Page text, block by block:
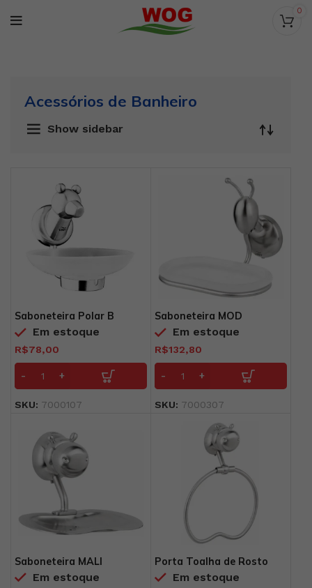
0
Acessórios de Banheiro
Show sidebar
Saboneteira Polar B
Em estoque
R$78,00
SKU: 7000107
Saboneteira MOD
Em estoque
R$132,80
SKU: 7000307
Saboneteira MALI
Em estoque
Porta Toalha de Rosto
Em estoque